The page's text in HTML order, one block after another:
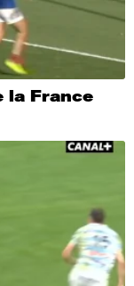
la France